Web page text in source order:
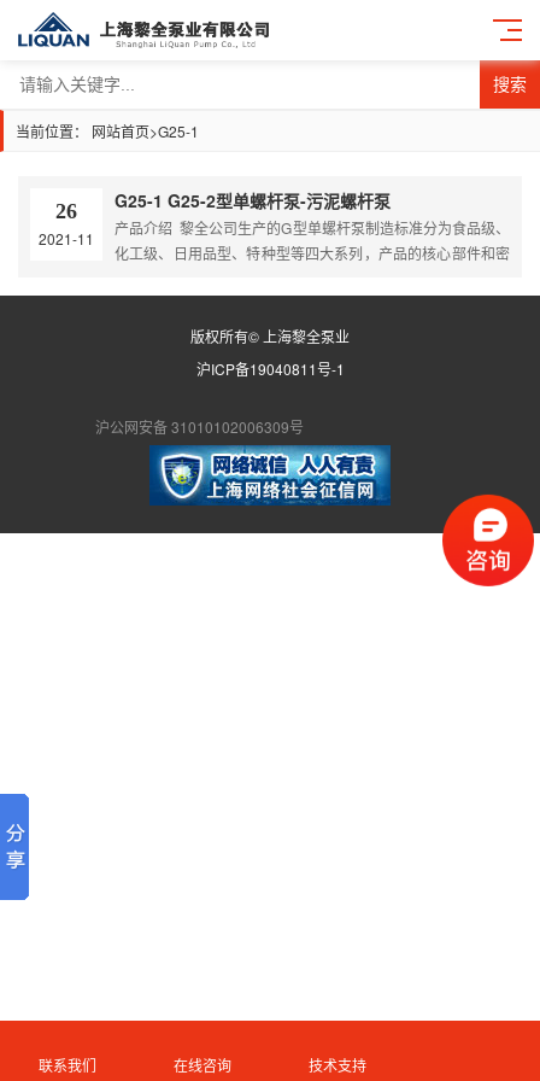
搜索
当前位置： 网站首页>G25-1
26
2021-11
G25-1 G25-2型单螺杆泵-污泥螺杆泵
产品介绍 黎全公司生产的G型单螺杆泵制造标准分为食品级、
化工级、日用品型、特种型等四大系列，产品的核心部件和密
配卡箍快装式、法兰式、内螺纹、外螺纹、活接头
铸铁、不锈钢304、不锈钢316、316…
版权所有© 上海黎全泵业
沪ICP备19040811号-1
沪公网安备 31010102006309号
联系我们 在线咨询 技术支持